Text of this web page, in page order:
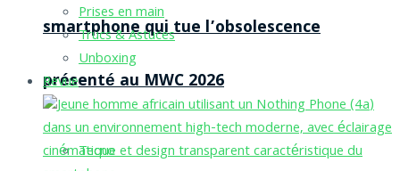
smartphone qui tue l’obsolescence
présenté au MWC 2026
Tecno
Prises en main
Trucs & Astuces
Unboxing
Revue